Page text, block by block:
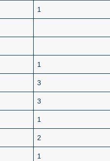
1
1
3
3
1
2
1